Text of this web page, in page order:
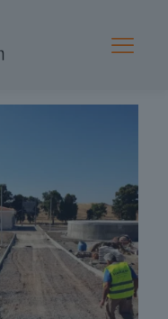
Mostrar Todo